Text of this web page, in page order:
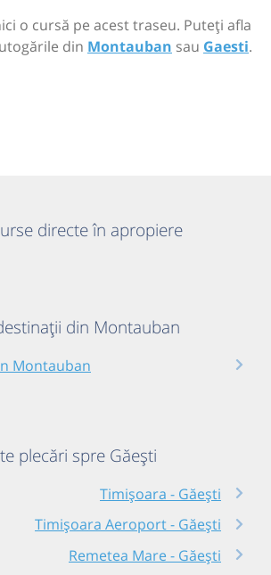
o cursă pe acest traseu. Puteți afla
din Montauban sau Gaesti.
directe în apropiere
din Montauban
Montauban
plecări spre Găești
Timișoara - Găești
Timișoara Aeroport - Găești
Remetea Mare - Găești